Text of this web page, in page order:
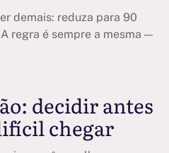
demais: reduza para 90
regra é sempre a mesma —
decidir antes
chegar